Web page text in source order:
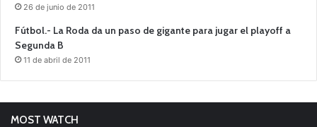
26 de junio de 2011
Fútbol.- La Roda da un paso de gigante para jugar el playoff a
Segunda B
11 de abril de 2011
MOST WATCH